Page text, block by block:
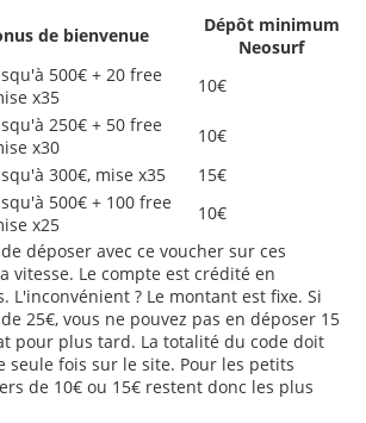
de bienvenue
Dépôt minimum
Neosurf
500€ + 20 free
x35
10€
250€ + 50 free
x30
10€
300€, mise x35
15€
500€ + 100 free
x25
10€
déposer avec ce voucher sur ces
vitesse. Le compte est crédité en
L'inconvénient ? Le montant est fixe. Si
25€, vous ne pouvez pas en déposer 15
pour plus tard. La totalité du code doit
seule fois sur le site. Pour les petits
de 10€ ou 15€ restent donc les plus